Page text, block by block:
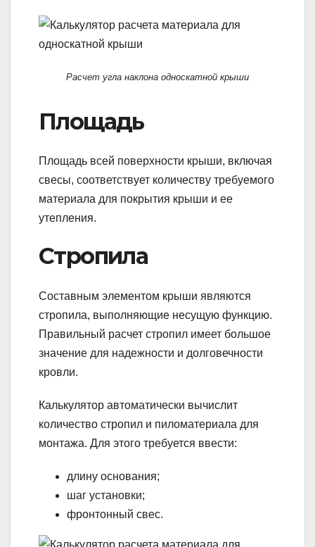
Расчет угла наклона односкатной крыши
Площадь
Площадь всей поверхности крыши, включая
свесы, соответствует количеству требуемого
материала для покрытия крыши и ее
утепления.
Стропила
Составным элементом крыши являются
стропила, выполняющие несущую функцию.
Правильный расчет стропил имеет большое
значение для надежности и долговечности
кровли.
Калькулятор автоматически вычислит
количество стропил и пиломатериала для
монтажа. Для этого требуется ввести:
длину основания;
шаг установки;
фронтонный свес.